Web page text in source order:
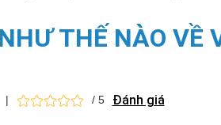
THẾ NÀO VỀ
| / 5 Đánh giá